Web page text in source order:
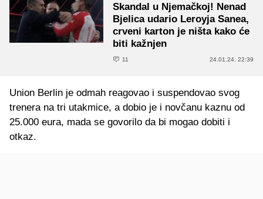
Skandal u Njemačkoj! Nenad
Bjelica udario Leroyja Sanea,
crveni karton je ništa kako će
biti kažnjen
11 24.01.24. 22:39
Union Berlin je odmah reagovao i suspendovao svog
trenera na tri utakmice, a dobio je i novčanu kaznu od
25.000 eura, mada se govorilo da bi mogao dobiti i
otkaz.